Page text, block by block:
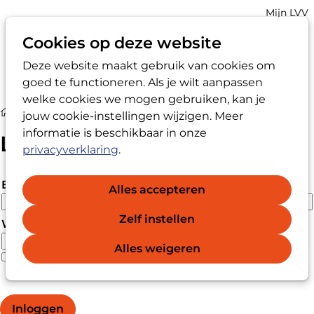
Cookies op deze website
Deze website maakt gebruik van cookies om
goed te functioneren. Als je wilt aanpassen
welke cookies we mogen gebruiken, kan je
jouw cookie-instellingen wijzigen. Meer
informatie is beschikbaar in onze
privacyverklaring.
Alles accepteren
Zelf instellen
Alles weigeren
Zoek
Account
Mijn LVV
Login
Login
E-mailadres
Wachtwoord
Wachtwoord weergeven
Wachtwoord vergeten?
Inloggen